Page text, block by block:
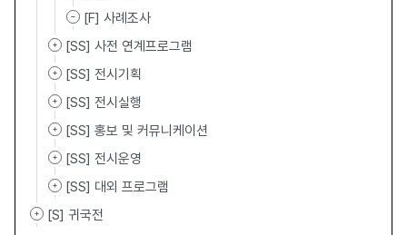
[F] 사례조사
[SS] 사전 연계프로그램
[SS] 전시기획
[SS] 전시실행
[SS] 홍보 및 커뮤니케이션
[SS] 전시운영
[SS] 대외 프로그램
[S] 귀국전